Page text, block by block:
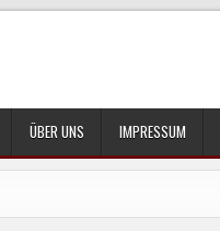
ÜBER UNS IMPRESSUM